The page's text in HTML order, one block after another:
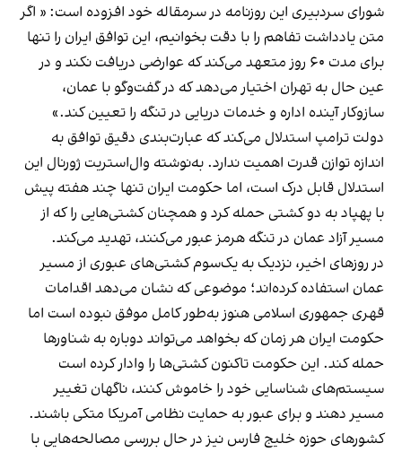
شورای سردبیری این روزنامه در سرمقاله خود افزوده است: « اگر
متن یادداشت تفاهم را با دقت بخوانیم، این توافق ایران را تنها
برای مدت ۶۰ روز متعهد می‌کند که عوارضی دریافت نکند و در
عین حال به تهران اختیار می‌دهد که در گفت‌وگو با عمان،
سازوکار آینده اداره و خدمات دریایی در تنگه را تعیین کند.»
دولت ترامپ استدلال می‌کند که عبارت‌بندی دقیق توافق به
اندازه توازن قدرت اهمیت ندارد. به‌نوشته وال‌استریت ژورنال این
استدلال قابل درک است، اما حکومت ایران تنها چند هفته پیش
با پهپاد به دو کشتی حمله کرد و همچنان کشتی‌هایی را که از
مسیر آزاد عمان در تنگه هرمز عبور می‌کنند، تهدید می‌کند.
در روزهای اخیر، نزدیک به یک‌سوم کشتی‌های عبوری از مسیر
عمان استفاده کرده‌اند؛ موضوعی که نشان می‌دهد اقدامات
قهری جمهوری اسلامی هنوز به‌طور کامل موفق نبوده است اما
حکومت ایران هر زمان که بخواهد می‌تواند دوباره به شناورها
حمله کند. این حکومت تاکنون کشتی‌ها را وادار کرده است
سیستم‌های شناسایی خود را خاموش کنند، ناگهان تغییر
مسیر دهند و برای عبور به حمایت نظامی آمریکا متکی باشند.
کشورهای حوزه خلیج فارس نیز در حال بررسی مصالحه‌هایی با